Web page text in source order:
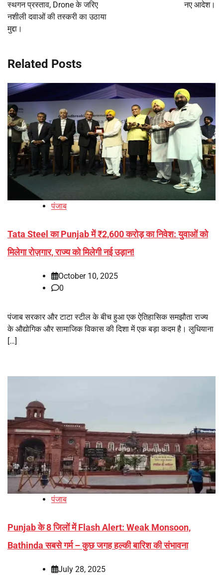
स्थगन प्रस्ताव, Drone के जरिए
नशीली दवाओं की तस्करी का उठाया
मुद्दा।
नए आदेश।
Related Posts
पंजाब
Tata Steel का Punjab में ₹2,600 करोड़ का निवेश: युवाओं को
मिलेगा रोज़गार, राज्य को मिलेगी नई उड़ान!
October 10, 2025
0
पंजाब सरकार और टाटा स्टील के बीच हुआ एक ऐतिहासिक समझौता राज्य
के औद्योगिक और सामाजिक विकास की दिशा में एक बड़ा कदम है। लुधियाना
[…]
पंजाब
Punjab के 8 जिलों में Flash Alert: Weak Monsoon,
Bathinda सबसे गर्म – कुछ जगह हल्की बारिश की संभावना
July 28, 2025